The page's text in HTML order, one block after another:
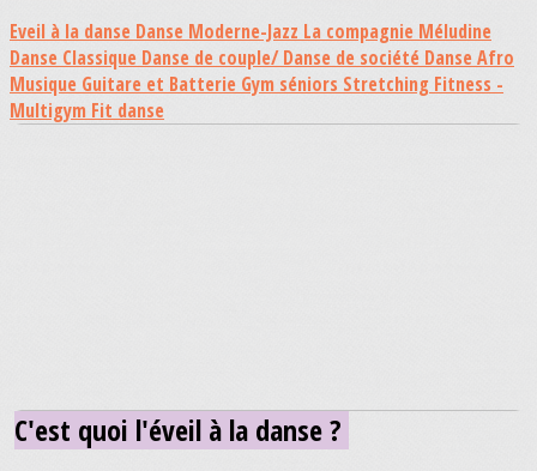
Eveil à la danse Danse Moderne-Jazz La compagnie Méludine
Danse Classique Danse de couple/ Danse de société Danse Afro
Musique Guitare et Batterie Gym séniors Stretching Fitness -
Multigym Fit danse
C'est quoi l'éveil à la danse ?